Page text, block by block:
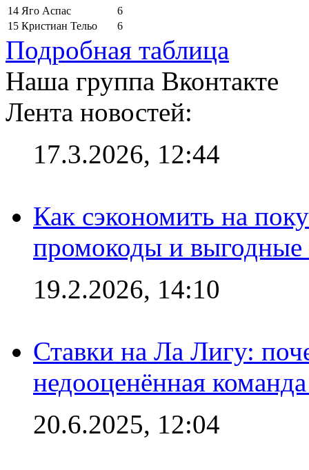
14 Яго Аспас
6
15 Кристиан Тельо 6
Подробная таблица
Наша группа Вконтакте
Лента новостей:
17.3.2026, 12:44
Как сэкономить на
промокоды и выгодные
19.2.2026, 14:10
Ставки на Ла Лигу:
недооценённая
20.6.2025, 12:04